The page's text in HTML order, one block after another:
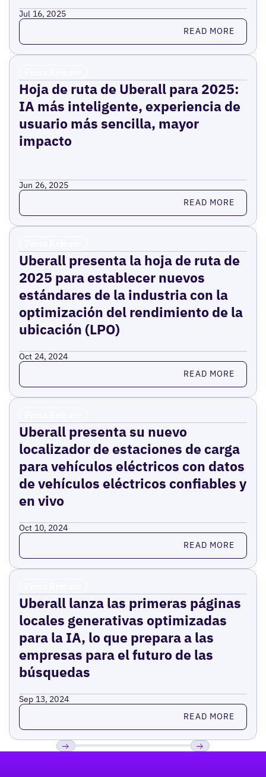
Jul 16, 2025
Read more READ MORE
Hoja de ruta de Uberall para 2025:
IA más inteligente, experiencia de
usuario más sencilla, mayor
impacto
Jun 26, 2025
Read more READ MORE
Uberall presenta la hoja de ruta de
2025 para establecer nuevos
estándares de la industria con la
optimización del rendimiento de la
ubicación (LPO)
Oct 24, 2024
Read more READ MORE
Uberall presenta su nuevo
localizador de estaciones de carga
para vehículos eléctricos con datos
de vehículos eléctricos confiables y
en vivo
Oct 10, 2024
Read more READ MORE
Uberall lanza las primeras páginas
locales generativas optimizadas
para la IA, lo que prepara a las
empresas para el futuro de las
búsquedas
Sep 13, 2024
Read more READ MORE